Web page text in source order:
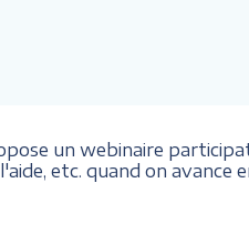
un webinaire
etc. quand on avance